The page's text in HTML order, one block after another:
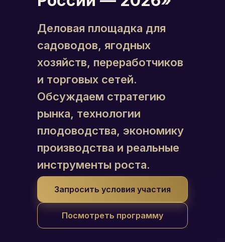
Деловая площадка для
садоводов, ягодных
хозяйств, переработчиков
и торговых сетей.
Обсуждаем стратегию
рынка, технологии
плодоводства, экономику
производства и реальные
инструменты роста.
Запросить условия участия
Посмотреть программу